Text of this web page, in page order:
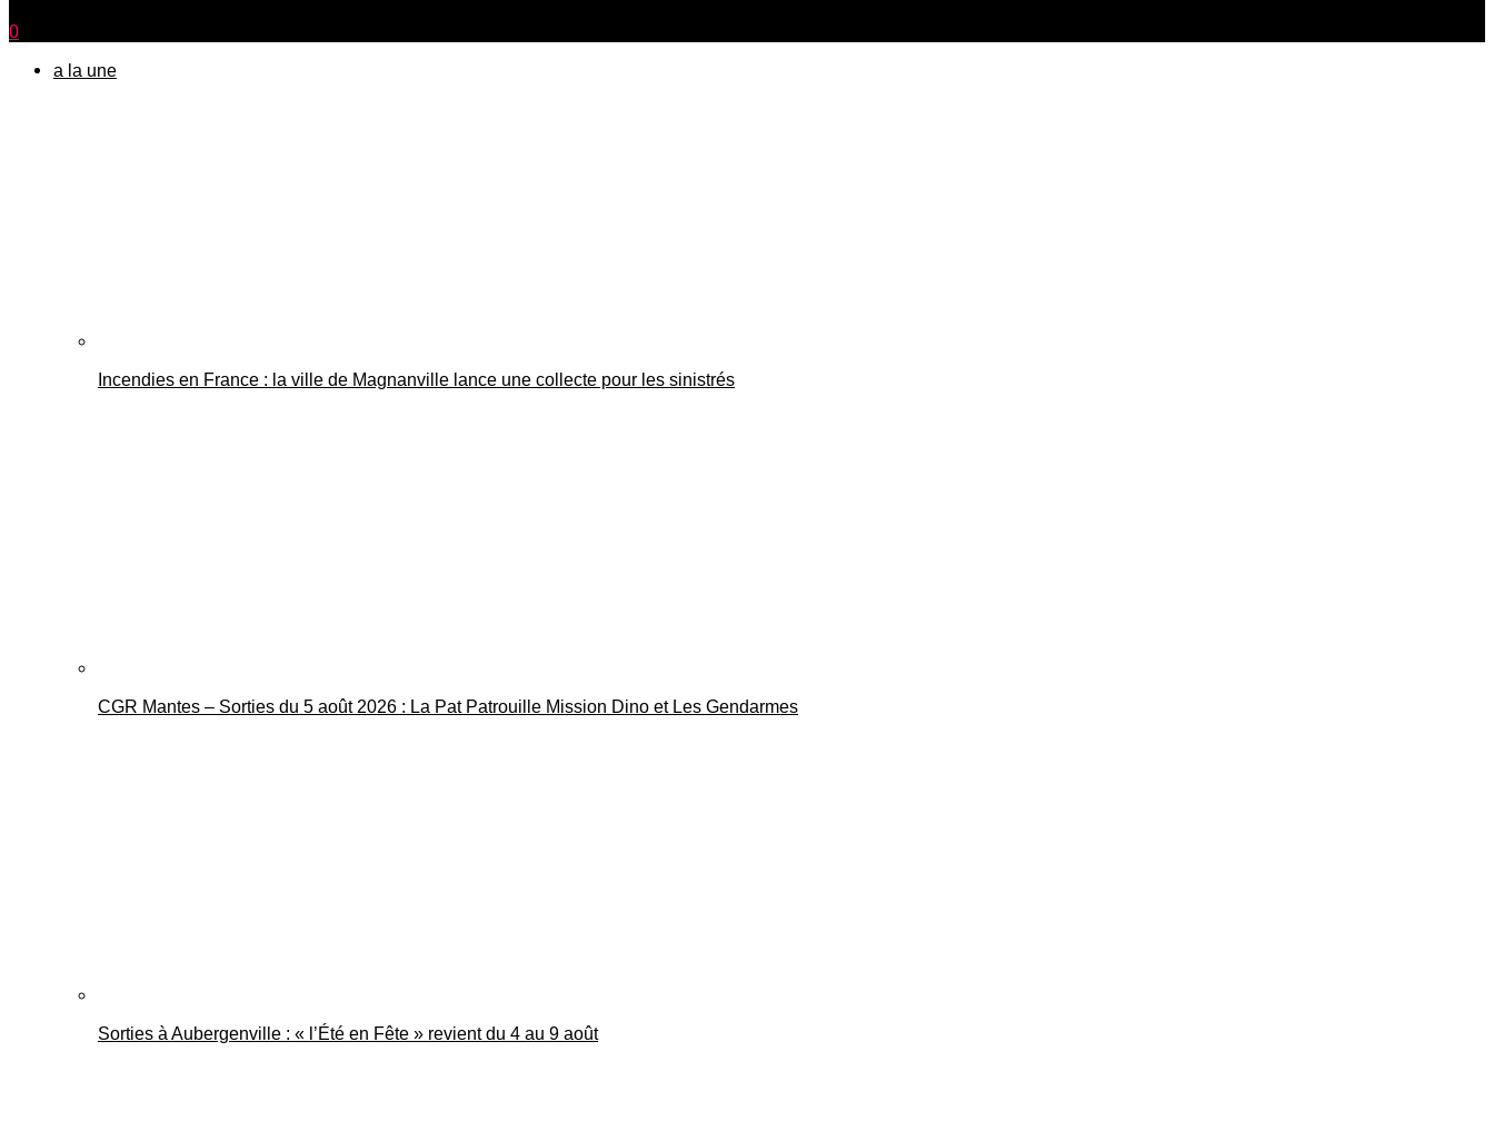
0
a la une
Incendies en France : la ville de Magnanville lance une collecte pour les sinistrés
CGR Mantes – Sorties du 5 août 2026 : La Pat Patrouille Mission Dino et Les Gendarmes
Sorties à Aubergenville : « l’Été en Fête » revient du 4 au 9 août